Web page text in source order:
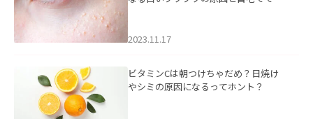
2023.11.17
ビタミンCは朝つけちゃだめ？日焼け
やシミの原因になるってホント？